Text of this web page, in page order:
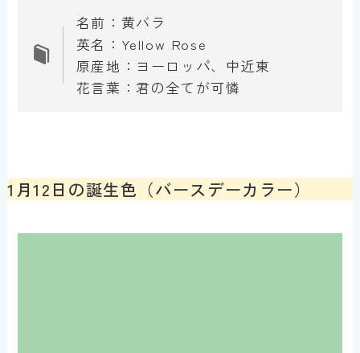
名前：黄バラ
英名：Yellow Rose
原産地：ヨーロッパ、中近東
花言葉：君の全てが可憐
1月12日の誕生色（バースデーカラー）